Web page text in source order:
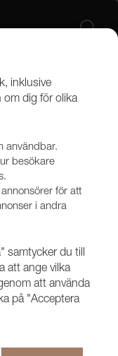
Alla möbeltyger
inklusive
om dig för olika
användbar.
besökare
för att
i andra
samtycker du till
att ange vilka
att använda
på "Acceptera